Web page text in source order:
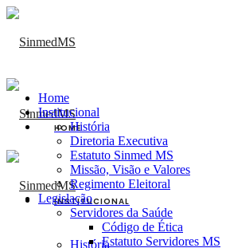
HOME
INSTITUCIONAL
História
Home
Institucional
História
Diretoria Executiva
Estatuto Sinmed MS
Missão, Visão e Valores
Regimento Eleitoral
Legislação
Servidores da Saúde
Código de Ética
Estatuto Servidores MS